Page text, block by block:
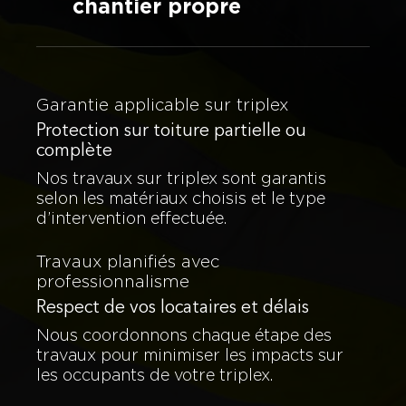
incluant les matériaux
recommandés, les étapes des
travaux, la durée estimée et les
chantier propre
sécuritaire. Nous protégeons les
balcons, entrées, escaliers
extérieurs et jardins lors des
travaux, et nous assurons un
nettoyage complet à la fin du
projet. La satisfaction des
résidents est toujours une
Garantie applicable sur triplex
Protection sur toiture partielle ou
complète
Nos travaux sur triplex sont garantis
selon les matériaux choisis et le type
d’intervention effectuée.
Travaux planifiés avec
professionnalisme
Respect de vos locataires et délais
Nous coordonnons chaque étape des
travaux pour minimiser les impacts sur
les occupants de votre triplex.